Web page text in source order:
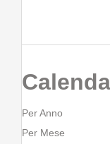
Per Anno
Per Mese